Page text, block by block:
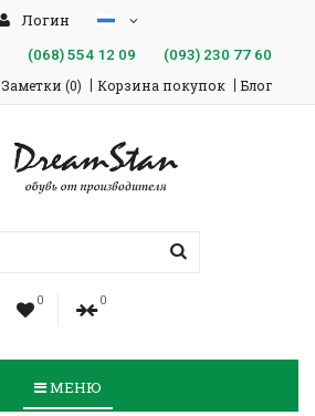
Логин
(068)554 12 09 (093)230 77 60
Заметки (0) Корзина покупок Блог
0 0
МЕНЮ